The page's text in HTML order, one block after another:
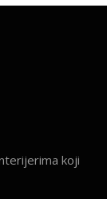
koji